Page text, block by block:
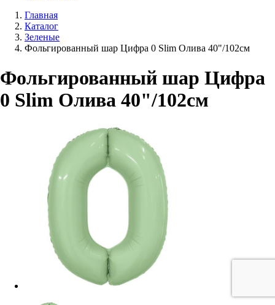
Главная
Каталог
Зеленые
Фольгированный шар Цифра 0 Slim Олива 40"/102см
Фольгированный шар Цифра
0 Slim Олива 40"/102см